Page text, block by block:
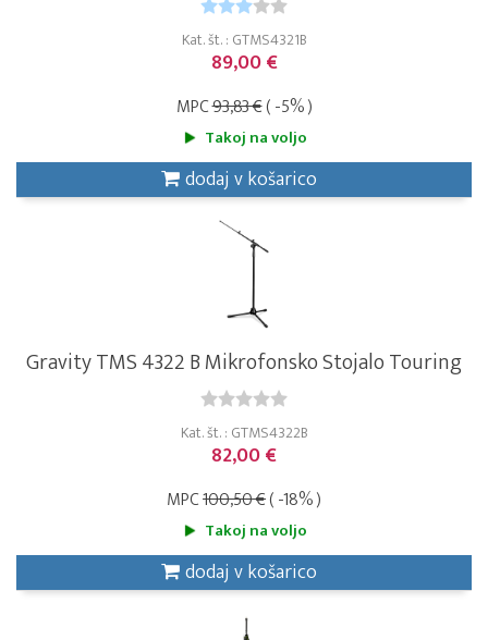
Kat. št. : GTMS4321B
89,00 €
MPC93,83 €( -5% )
Takoj na voljo
dodaj v košarico
Gravity TMS 4322 B Mikrofonsko Stojalo Touring
Kat. št. : GTMS4322B
82,00 €
MPC100,50 €( -18% )
Takoj na voljo
dodaj v košarico